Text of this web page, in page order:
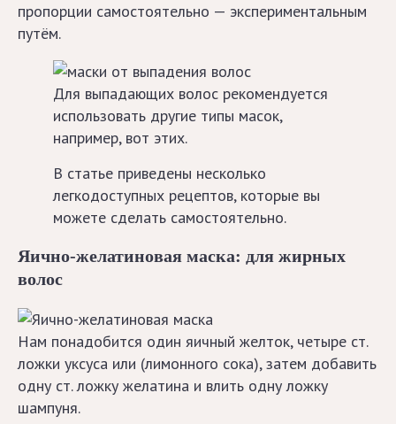
Растим,
стрижём,
ухаживаем
Средства и
инструменты
Причёски
прически
Модные
прически
Праздничные
прически
пропорции самостоятельно — экспериментальным
путём.
Для выпадающих волос рекомендуется
использовать другие типы масок,
например, вот этих.
В статье приведены несколько
легкодоступных рецептов, которые вы
можете сделать самостоятельно.
Яично-желатиновая маска: для жирных
волос
Нам понадобится один яичный желток, четыре ст.
ложки уксуса или (лимонного сока), затем добавить
одну ст. ложку желатина и влить одну ложку
шампуня.